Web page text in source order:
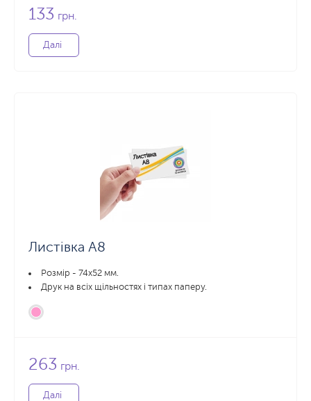
133 грн.
Далі
Листівка А8
Розмір - 74х52 мм.
Друк на всіх щільностях і типах паперу.
263 грн.
Далі